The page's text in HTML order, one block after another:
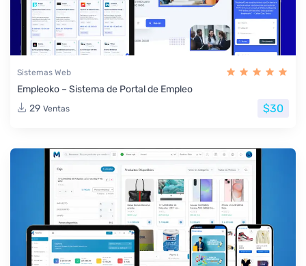
Sistemas Web
Empleoko – Sistema de Portal de Empleo
29 Ventas $30